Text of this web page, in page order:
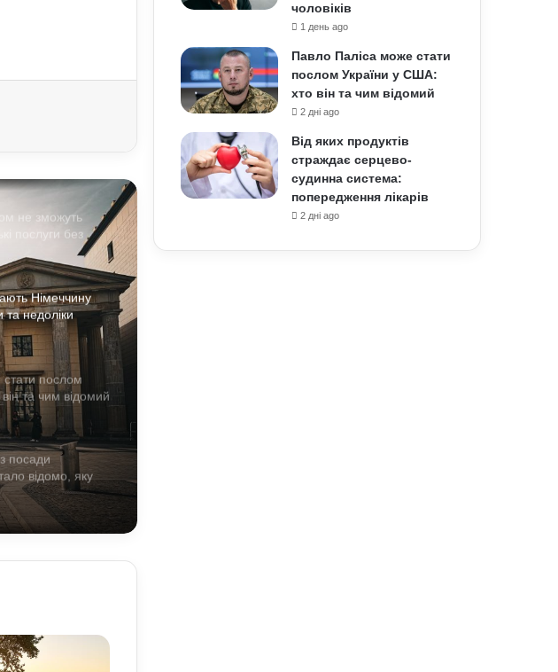
не зможуть
послуги без
Німеччину
недоліки
послом
та чим відомий
посади
відомо, яку
стає більше та
чоловіків
1 день ago
Павло Паліса може стати
послом України у США:
хто він та чим відомий
2 дні ago
Від яких продуктів
страждає серцево-
судинна система:
попередження лікарів
2 дні ago